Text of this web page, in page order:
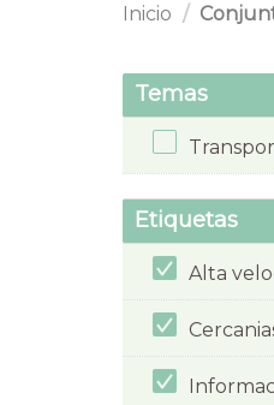
Inicio
Temas
Etiquetas
Alta